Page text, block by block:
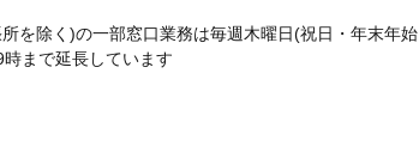
を除く)の一部窓口業務は毎週木曜日(祝日・年末年始
まで延長しています